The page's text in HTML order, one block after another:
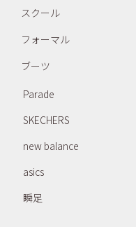
スクール
フォーマル
ブーツ
Parade
SKECHERS
new balance
asics
瞬足